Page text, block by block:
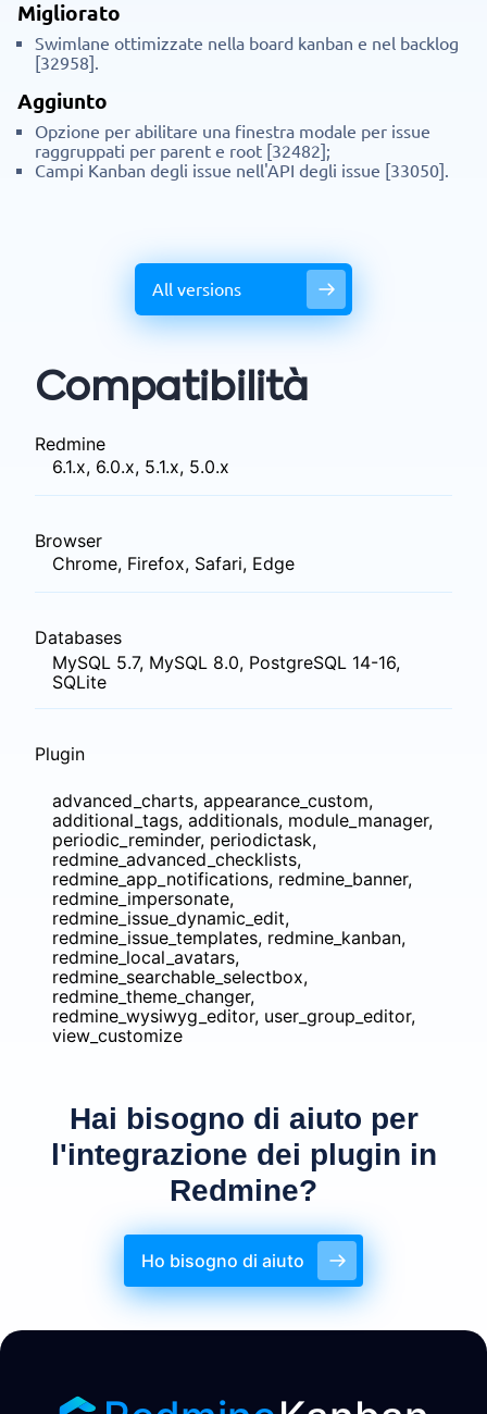
Migliorato
Swimlane ottimizzate nella board kanban e nel backlog
[32958].
Aggiunto
Opzione per abilitare una finestra modale per issue
raggruppati per parent e root [32482];
Campi Kanban degli issue nell'API degli issue [33050].
All versions
Compatibilità
Redmine
6.1.x, 6.0.x, 5.1.x, 5.0.x
Browser
Chrome, Firefox, Safari, Edge
Databases
MySQL 5.7, MySQL 8.0, PostgreSQL 14-16,
SQLite
Plugin
advanced_charts, appearance_custom,
additional_tags, additionals, module_manager,
periodic_reminder, periodictask,
redmine_advanced_checklists,
redmine_app_notifications, redmine_banner,
redmine_impersonate,
redmine_issue_dynamic_edit,
redmine_issue_templates, redmine_kanban,
redmine_local_avatars,
redmine_searchable_selectbox,
redmine_theme_changer,
redmine_wysiwyg_editor, user_group_editor,
view_customize
Hai bisogno di aiuto per
l'integrazione dei plugin in
Redmine?
Ho bisogno di aiuto